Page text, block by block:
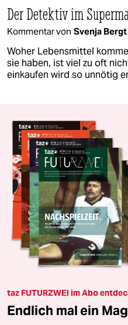
Der Detektiv im
Kommentar von Svenja Bergt
Woher Lebensmittel
sie haben, ist viel zu oft
einkaufen wird so unnötig
taz FUTURZWEI im Abo
Endlich mal ein